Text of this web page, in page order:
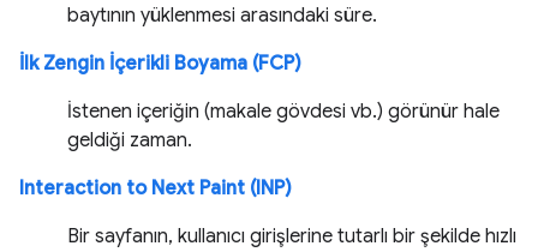
baytının yüklenmesi arasındaki süre.
İlk Zengin İçerikli Boyama (FCP)
İstenen içeriğin (makale gövdesi vb.) görünür hale
geldiği zaman.
Interaction to Next Paint (INP)
Bir sayfanın, kullanıcı girişlerine tutarlı bir şekilde hızlı